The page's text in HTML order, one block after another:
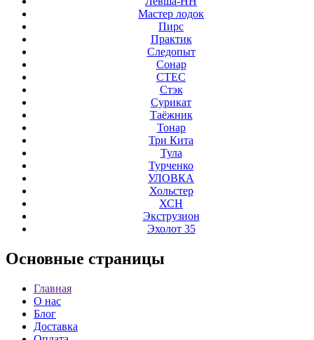
Мастер лодок
Пирс
Практик
Следопыт
Сонар
СТЕС
Стэк
Сурикат
Таёжник
Тонар
Три Кита
Тула
Турченко
УЛОВКА
Хольстер
ХСН
Экструзион
Эхолот 35
Основные страницы
Главная
О нас
Блог
Доставка